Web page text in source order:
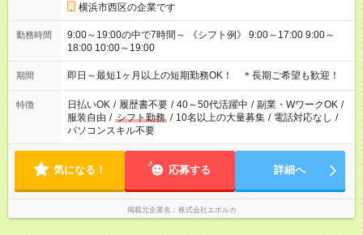
横浜市西区の企業です
勤務時間
9:00～19:00の中で7時間～ 《シフト例》 9:00～17:00 9:00～
18:00 10:00～19:00
期間 即日～最短1ヶ月以上の短期勤務OK！ ＊長期ご希望も歓迎！
特徴 日払いOK / 履歴書不要 / 40～50代活躍中 / 副業・WワークOK /
服装自由 / シフト勤務 / 10名以上の大量募集 / 電話対応なし /
パソコンスキル不要
気になる！ 応募する 詳細へ
掲載元企業名 株式会社エボルカ